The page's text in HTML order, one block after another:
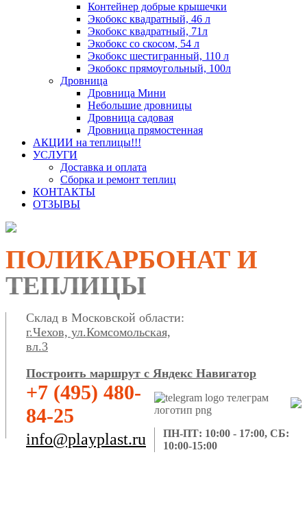
Контейнер добрые крышечки
Экобокс квадратный, 46 л
Экобокс квадратный, 71л
Экобокс со скосом, 54 л
Экобокс шестигранный, 110 л
Экобокс прямоугольный, 100л
Дровница
Дровница Мини
Небольшие дровницы
Дровница садовая
Дровница прямостенная
АКЦИИ на теплицы!!!
УСЛУГИ
Доставка и оплата
Сборка и ремонт теплиц
КОНТАКТЫ
ОТЗЫВЫ
ПОЛИКАРБОНАТ И
ТЕПЛИЦЫ
Склад в Московской области:
г.Чехов, ул.Комсомольская,
вл.3
Построить маршрут с Яндекс Навигатор
+7 (495) 480-
84-25
info@playplast.ru
ПН-ПТ: 10:00 - 17:00, СБ:
10:00-15:00